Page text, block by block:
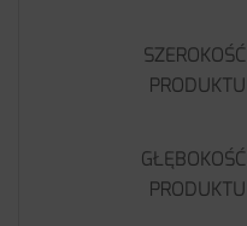
SZEROKOŚĆ
PRODUKTU
GŁĘBOKOŚĆ
PRODUKTU